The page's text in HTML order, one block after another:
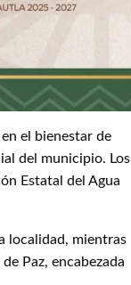
el bienestar de
del municipio. Los
Estatal del Agua
localidad, mientras
Paz, encabezada